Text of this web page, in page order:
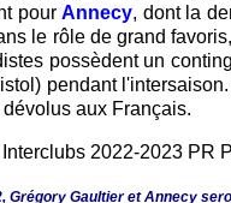
pourAnnecy, dont la
le rôle de grand favoris,
possèdent un
pendant
aux Français.
Gaultier et Annecy